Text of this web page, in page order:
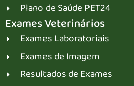
Plano de Saúde PET24
Exames Veterinários
Exames Laboratoriais
Exames de Imagem
Resultados de Exames